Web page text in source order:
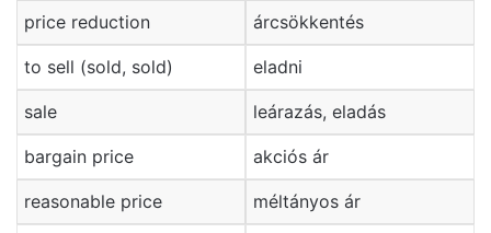
price reduction árcsökkentés
to sell (sold, sold) eladni
sale leárazás, eladás
bargain price akciós ár
reasonable price méltányos ár